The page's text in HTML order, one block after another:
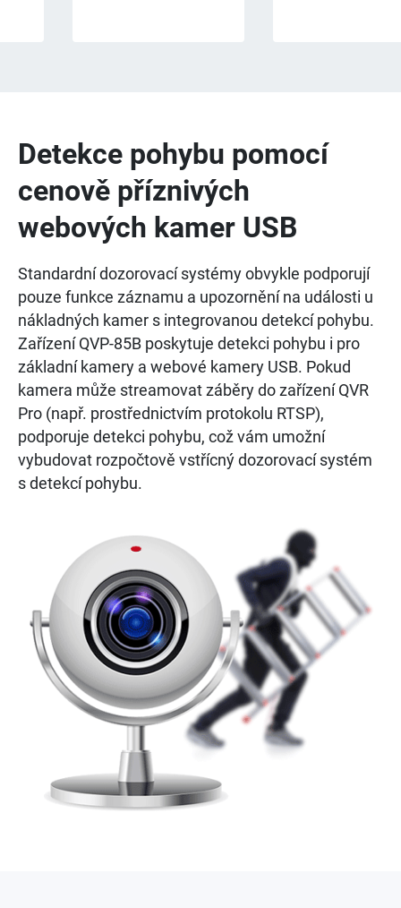
Detekce pohybu pomocí
cenově příznivých
webových kamer USB
Standardní dozorovací systémy obvykle podporují
pouze funkce záznamu a upozornění na události u
nákladných kamer s integrovanou detekcí pohybu.
Zařízení QVP-85B poskytuje detekci pohybu i pro
základní kamery a webové kamery USB. Pokud
kamera může streamovat záběry do zařízení QVR
Pro (např. prostřednictvím protokolu RTSP),
podporuje detekci pohybu, což vám umožní
vybudovat rozpočtově vstřícný dozorovací systém
s detekcí pohybu.